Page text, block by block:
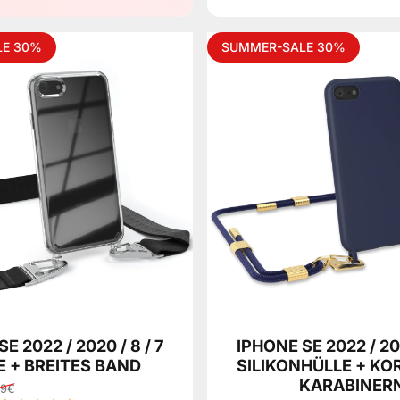
30%
2022 / 2020 / 8 / 7
+ BREITES BAND
SUMMER-SALE 30%
IPHONE SE 2022 /
SILIKONHÜLLE +